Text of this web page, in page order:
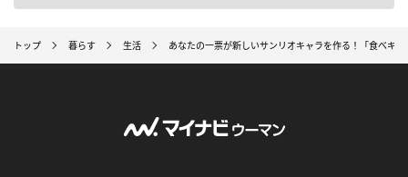
トップ 暮らす 生活 あなたの一票が新しいサンリオキャラを作る！「食べキ